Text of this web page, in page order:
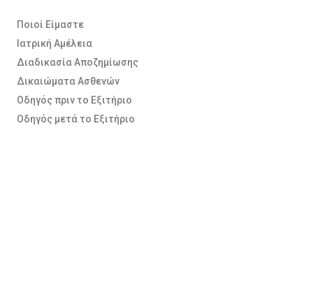
Ποιοί Είμαστε
Ιατρική Αμέλεια
Διαδικασία Αποζημίωσης
Δικαιώματα Ασθενών
Οδηγός πριν το Εξιτήριο
Οδηγός μετά το Εξιτήριο